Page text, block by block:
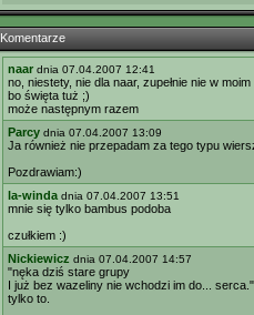
Komentarze
naar dnia 07.04.2007 12:41
no, niestety, nie dla naar, zupełnie nie w
bo święta tuż ;)
może następnym razem
Parcy dnia 07.04.2007 13:09
Ja również nie przepadam za tego typu
Pozdrawiam:)
la-winda dnia 07.04.2007 13:51
mnie się tylko bambus podoba
czułkiem :)
Nickiewicz dnia 07.04.2007 14:57
"nęka dziś stare grupy
I już bez wazeliny nie wchodzi im do... serca."
tylko to.